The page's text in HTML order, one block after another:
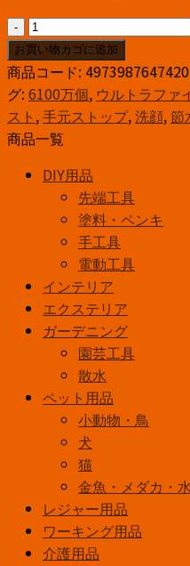
FB
ミ
ス
ト
シ
ャ
ー
（mitos
プ）
PS3064-
81XA-
CMBP
お買い物カゴに追加
商品コード: 4973987647420
グ: 6100万個, ウルトラファ
スト ,手元ストップ,洗顔,節
商品一覧
DIY用品
先端工具
塗料・ペンキ
手工具
電動工具
インテリア
エクステリア
ガーデニング
園芸工具
散水
ペット用品
小動物・鳥
犬
猫
金魚・メダカ・
レジャー用品
ワーキング用品
介護用品